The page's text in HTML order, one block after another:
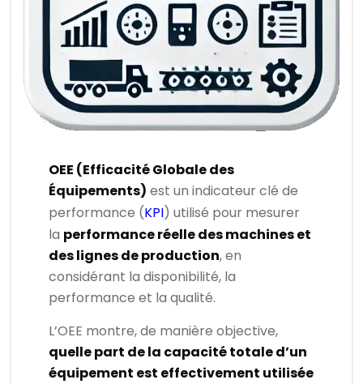
OEE (Efficacité Globale des
Équipements) est un indicateur clé de
performance (KPI) utilisé pour mesurer
la performance réelle des machines et
des lignes de production, en
considérant la disponibilité, la
performance et la qualité.
L’OEE montre, de manière objective,
quelle part de la capacité totale d’un
équipement est effectivement utilisée